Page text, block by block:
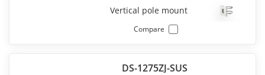
Vertical pole mount
Compare
DS-1275ZJ-SUS